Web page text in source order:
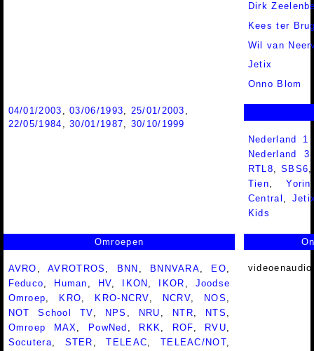
Dirk
Kees ter
Wil van
Jetix
Onno Blom
04/01/2003 ,03/06/1993, 25/01/2003 ,
22/05/1984 ,30/01/1987, 30/10/1999
Nederland 1
Nederland
RTL8 ,SBS6
Tien ,Yorin
Central
Kids
Omroepen
AVRO ,AVROTROS , BNN , BNNVARA, EO,
Feduco, Human , HV, IKON , IKOR , Joodse
Omroep, KRO, KRO-NCRV, NCRV, NOS ,
NOT School TV, NPS , NRU , NTR, NTS ,
Omroep MAX, PowNed , RKK, ROF, RVU,
Socutera, STER ,TELEAC, TELEAC/NOT,